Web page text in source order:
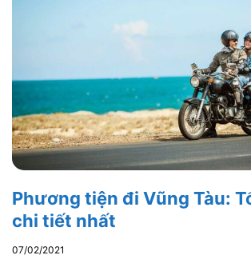
Phương tiện đi Vũng Tàu:
chi tiết nhất
07/02/2021